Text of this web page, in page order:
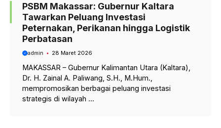
PSBM Makassar: Gubernur Kaltara
Tawarkan Peluang Investasi
Peternakan, Perikanan hingga Logistik
Perbatasan
admin 28 Maret 2026
MAKASSAR – Gubernur Kalimantan Utara (Kaltara),
Dr. H. Zainal A. Paliwang, S.H., M.Hum.,
mempromosikan berbagai peluang investasi
strategis di wilayah ...